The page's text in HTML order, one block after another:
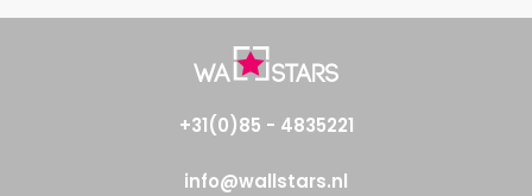
+31(0)85 - 4835221
info@wallstars.nl